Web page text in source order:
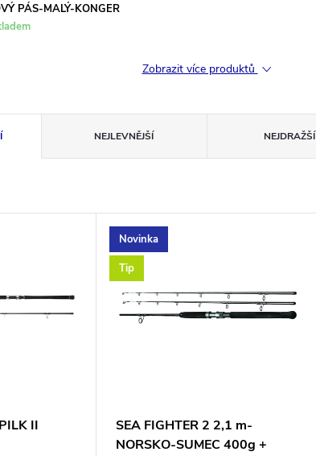
PÁS-MALÝ-KONGER
Zobrazit více produktů
NEJLEVNĚJŠÍ NEJDRAŽŠÍ
II
Novinka
Tip
SEA FIGHTER 2 2,1 m-
NORSKO-SUMEC 400g +